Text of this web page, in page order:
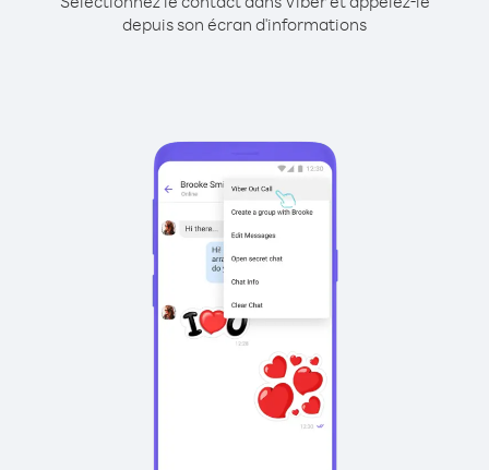
depuis son écran d'informations